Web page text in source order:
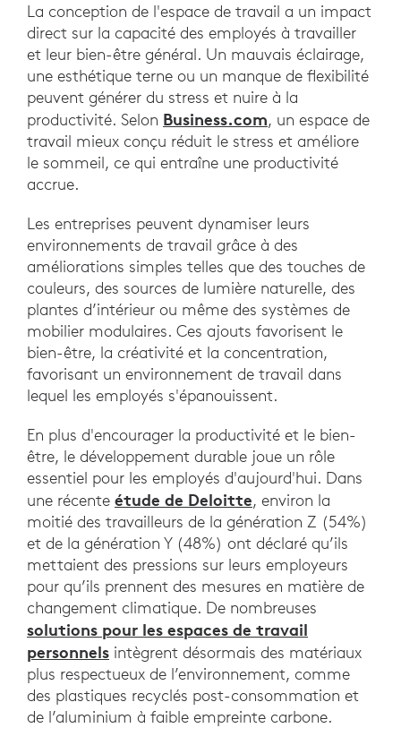
La conception de l'espace de travail a un impact
direct sur la capacité des employés à travailler
et leur bien-être général. Un mauvais éclairage,
une esthétique terne ou un manque de flexibilité
peuvent générer du stress et nuire à la
productivité. Selon Business.com, un espace de
travail mieux conçu réduit le stress et améliore
le sommeil, ce qui entraîne une productivité
accrue.
Les entreprises peuvent dynamiser leurs
environnements de travail grâce à des
améliorations simples telles que des touches de
couleurs, des sources de lumière naturelle, des
plantes d’intérieur ou même des systèmes de
mobilier modulaires. Ces ajouts favorisent le
bien-être, la créativité et la concentration,
favorisant un environnement de travail dans
lequel les employés s'épanouissent.
En plus d'encourager la productivité et le bien-
être, le développement durable joue un rôle
essentiel pour les employés d'aujourd'hui. Dans
une récente étude de Deloitte, environ la
moitié des travailleurs de la génération Z (54%)
et de la génération Y (48%) ont déclaré qu’ils
mettaient des pressions sur leurs employeurs
pour qu’ils prennent des mesures en matière de
changement climatique. De nombreuses
solutions pour les espaces de travail
personnels intègrent désormais des matériaux
plus respectueux de l’environnement, comme
des plastiques recyclés post-consommation et
de l’aluminium à faible empreinte carbone.